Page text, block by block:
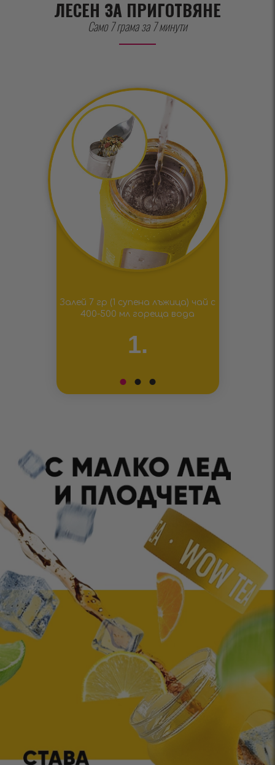
ЛЕСЕН ЗА ПРИГОТВЯНЕ
Само 7 грама за 7 минути
Залей 7 гр (1 супена лъжица) чай с
400-500 мл гореща вода
1.